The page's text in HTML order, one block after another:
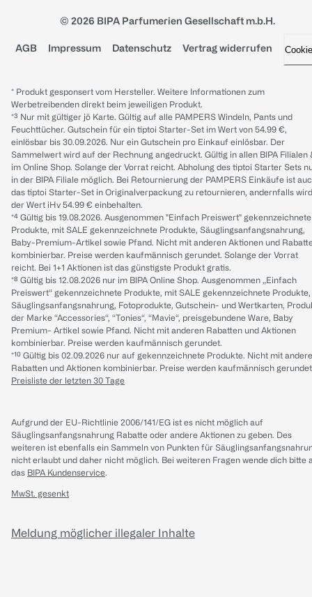
© 2026 BIPA Parfumerien Gesellschaft m.b.H.
AGB Impressum Datenschutz Vertrag widerrufen
* Produkt gesponsert vom Hersteller. Weitere Informationen zum
Werbetreibenden direkt beim jeweiligen Produkt.
*³ Nur mit gültiger jö Karte. Gültig auf alle PAMPERS Windeln, Pants und
Feuchttücher. Gutschein für ein tiptoi Starter-Set im Wert von 54.99 €,
einlösbar bis 30.09.2026. Nur ein Gutschein pro Einkauf einlösbar. Der
Sammelwert wird auf der Rechnung angedruckt. Gültig in allen BIPA Filialen
im Online Shop. Solange der Vorrat reicht. Abholung des tiptoi Starter Sets
in der BIPA Filiale möglich. Bei Retournierung der PAMPERS Einkäufe ist
das tiptoi Starter-Set in Originalverpackung zu retournieren, andernfalls wird
der Wert iHv 54.99 € einbehalten.
*⁴ Gültig bis 19.08.2026. Ausgenommen "Einfach Preiswert" gekennzeichnete
Produkte, mit SALE gekennzeichnete Produkte, Säuglingsanfangsnahrung,
Baby-Premium-Artikel sowie Pfand. Nicht mit anderen Aktionen und
kombinierbar. Preise werden kaufmännisch gerundet. Solange der Vorrat
reicht. Bei 1+1 Aktionen ist das günstigste Produkt gratis.
*⁸ Gültig bis 12.08.2026 nur im BIPA Online Shop. Ausgenommen „Einfach
Preiswert“ gekennzeichnete Produkte, mit SALE gekennzeichnete Produkte,
Säuglingsanfangsnahrung, Fotoprodukte, Gutschein- und Wertkarten,
der Marke “Accessories“, “Tonies“, “Mavie“, preisgebundene Ware, Baby
Premium- Artikel sowie Pfand. Nicht mit anderen Rabatten und Aktionen
kombinierbar. Preise werden kaufmännisch gerundet.
*¹⁰ Gültig bis 02.09.2026 nur auf gekennzeichnete Produkte. Nicht mit
Rabatten und Aktionen kombinierbar. Preise werden kaufmännisch
Preisliste der letzten 30 Tage
Aufgrund der EU-Richtlinie 2006/141/EG ist es nicht möglich auf
Säuglingsanfangsnahrung Rabatte oder andere Aktionen zu geben. Des
weiteren ist ebenfalls ein Sammeln von Punkten für
nicht erlaubt und daher nicht möglich. Bei weiteren Fragen wende dich bitte
das BIPA Kundenservice.
MwSt. gesenkt
Meldung möglicher illegaler Inhalte